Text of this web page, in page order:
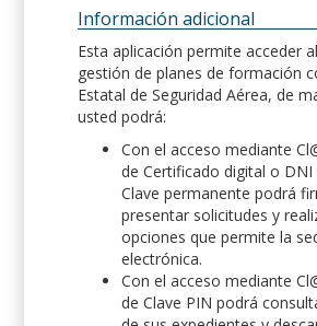
Información adicional
Esta aplicación permite acceder
gestión de planes de formación
Estatal de Seguridad Aérea, de
usted podrá:
Con el acceso mediante
de Certificado digital o
Clave permanente podrá
presentar solicitudes y
opciones que permite la
electrónica.
Con el acceso mediante
de Clave PIN podrá